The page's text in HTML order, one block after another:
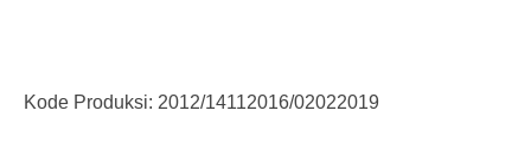
Kode Produksi: 2012/14112016/02022019